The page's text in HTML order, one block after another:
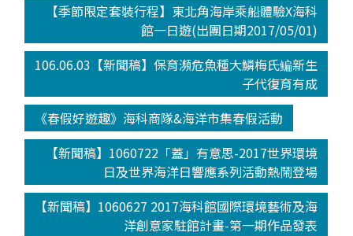
【季節限定套裝行程】東北角海岸乘船體驗X海科
館一日遊(出團日期2017/05/01)
106.06.03【新聞稿】保育瀕危魚種大鱗梅氏鳊新生
子代復育有成
《春假好遊趣》海科商隊&海洋市集春假活動
【新聞稿】1060722「蓋」有意思-2017世界環境
日及世界海洋日響應系列活動熱鬧登場
【新聞稿】1060627 2017海科館國際環境藝術及海
洋創意家駐館計畫-第一期作品發表